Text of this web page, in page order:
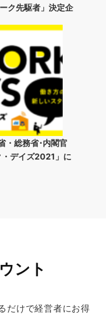
ク先駆者」決定企
・総務省･内閣官
・デイズ2021」に
ント
だけで経営者にお得